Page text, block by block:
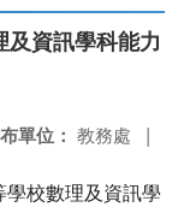
資訊學科能力
單位： 教務處 |
校數理及資訊學